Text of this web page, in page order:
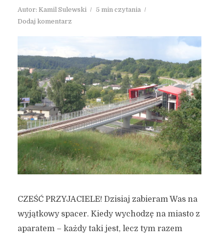
Autor: Kamil Sulewski
5 min czytania
Dodaj komentarz
CZEŚĆ PRZYJACIELE! Dzisiaj zabieram Was na
wyjątkowy spacer. Kiedy wychodzę na miasto z
aparatem – każdy taki jest, lecz tym razem